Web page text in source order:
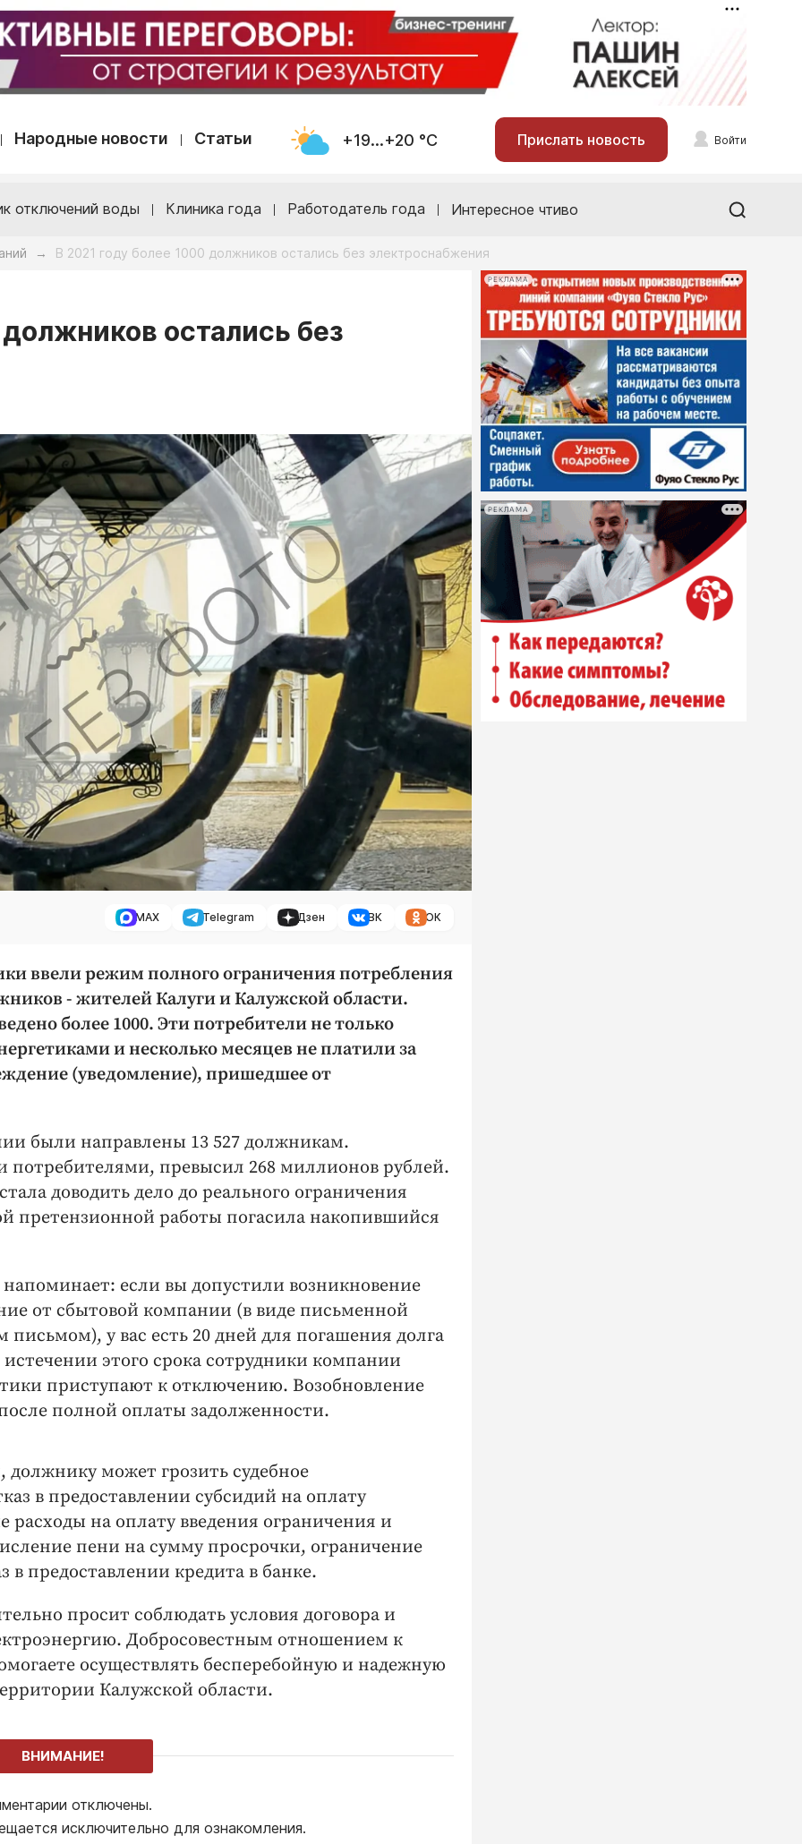
Народные новости Статьи +19...+20 °С Прислать новость Войти
отключений воды Клиника года Работодатель года Интересное чтиво
→ В 2021 году более 1000 должников остались без электроснабжения
остались без
MAX Telegram Дзен ВК ОК
ввели режим полного ограничения потребления
- жителей Калуги и Калужской области.
более 1000. Эти потребители не только
и несколько месяцев не платили за
(уведомление), пришедшее от
были направлены 13 527 должникам.
превысил 268 миллионов рублей.
доводить дело до реального ограничения
претензионной работы погасила накопившийся
если вы допустили возникновение
от сбытовой компании (в виде письменной
у вас есть 20 дней для погашения долга
этого срока сотрудники компании
приступают к отключению. Возобновление
полной оплаты задолженности.
может грозить судебное
в предоставлении субсидий на оплату
на оплату введения ограничения и
пени на сумму просрочки, ограничение
в предоставлении кредита в банке.
просит соблюдать условия договора и
Добросовестным отношением к
осуществлять бесперебойную и надежную
Калужской области.
ВНИМАНИЕ!
отключены.
исключительно для ознакомления.
РЕКЛАМА
РЕКЛАМА